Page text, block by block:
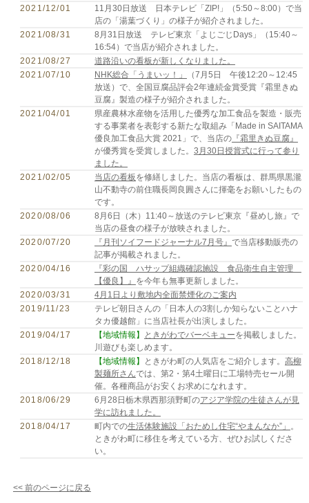
2021/12/01
11月30日放送 日本テレビ「ZIP!」（5:50～8:00）で当
店の「湯葉づくり」の様子が紹介されました。
2021/08/31
8月31日放送 テレビ東京「よじごじDays」（15:40～
16:54）で当店が紹介されました。
2021/08/27
道路沿いの看板が新しくなりました。
2021/07/10
NHK総合「うまいッ！」
（7月5日 午後12:20～12:45
放送）で、全国豆腐品評会2年連続金賞受賞『霜里きぬ
豆腐』製造の様子が紹介されました。
2021/04/01
県産農林水産物を活用した優秀な加工食品を製造・販売
する事業者を表彰する新たな取組み「Made in SAITAMA
優良加工食品大賞 2021」で、当店の『霜里きぬ豆腐』
が優秀賞を受賞しました。 3月30日授賞式に行って参り
ました。
2021/02/05
当店の看板を修繕しました。当店の看板は、群馬県黒瀧
山不動寺の前住職長岡良圓さんに揮毫をお願いしたもの
です。
2020/08/06
8月6日（木）11:40～放送のテレビ東京『昼めし旅』で
当店の昼食の様子が放映されました。
2020/07/20
『月刊ソイフードジャーナル7月号』 で当店移動販売の
記事が掲載されました。
2020/04/16
『彩の国 ハサップ組織確認施設 食品衛生自主管理
【優良】』 を今年も無事更新しました。
2020/03/31
4月1日より敷地内全面禁煙化のご案内
2019/11/23
テレビ朝日さんの「日本人の3割しか知らないことハナ
タカ優越館」に当店社長が出演しました。
2019/04/17
【地域情報】 ときがわでバーベキューを掲載しました。
川遊びも楽しめます。
2018/12/18
【地域情報】 ときがわ町の人気店をご紹介します。 高柳
製麺所さんでは、第2・第4土曜日に工場特売セール開
催。各種商品がお安くお求めになれます。
2018/06/29
6月28日栃木県西那須野町のアジア学院の生徒さんが見
学に訪れました。
2018/04/17
町内での生活体験施設「おためし住宅“やまんなか”」 。
ときがわ町に移住を考えている方、ぜひお試しくださ
い。
<< 前のページに戻る